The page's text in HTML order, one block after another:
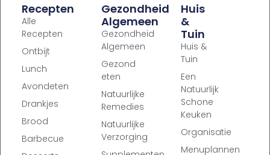
Recepten
Alle
Recepten
Ontbijt
Lunch
Avondeten
Drankjes
Brood
Barbecue
Gezondheid
Algemeen
Gezondheid
Algemeen
Gezond
eten
Natuurlijke
Remedies
Natuurlijke
Verzorging
Huis
&
Tuin
Huis &
Tuin
Een
Natuurlijk
Schone
Keuken
Organisatie
Menuplannen